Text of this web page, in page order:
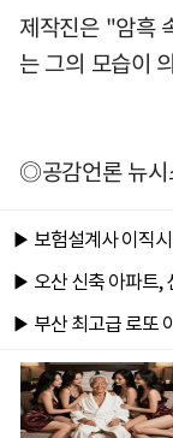
제작진은 "암흑
는 그의 모습이
◎공감언론 뉴